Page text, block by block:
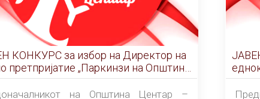
за избор на Директор на
„Паркинзи на Општина
– Скопје
на Општина Центар –
ЈАВЕН
штетата предизвикана